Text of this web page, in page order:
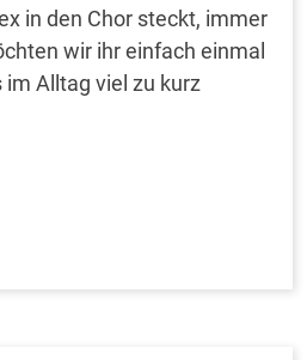
in den Chor steckt, immer
wir ihr einfach einmal
im Alltag viel zu kurz